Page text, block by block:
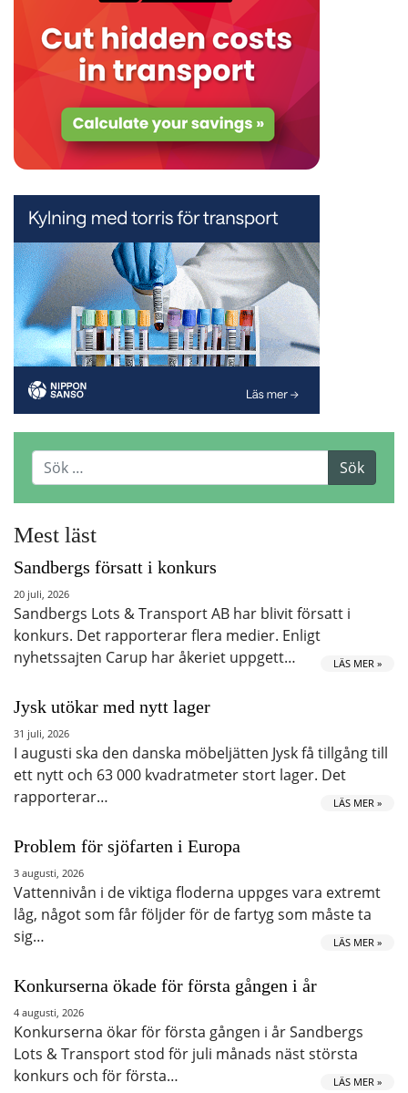
Mest läst
Sandbergs försatt i konkurs
20 juli, 2026
Sandbergs Lots & Transport AB har blivit försatt i
konkurs. Det rapporterar flera medier. Enligt
nyhetssajten Carup har åkeriet uppgett…
LÄS MER »
Jysk utökar med nytt lager
31 juli, 2026
I augusti ska den danska möbeljätten Jysk få tillgång till
ett nytt och 63 000 kvadratmeter stort lager. Det
rapporterar…
LÄS MER »
Problem för sjöfarten i Europa
3 augusti, 2026
Vattennivån i de viktiga floderna uppges vara extremt
låg, något som får följder för de fartyg som måste ta
sig…
LÄS MER »
Konkurserna ökade för första gången i år
4 augusti, 2026
Konkurserna ökar för första gången i år Sandbergs
Lots & Transport stod för juli månads näst största
konkurs och för första…
LÄS MER »